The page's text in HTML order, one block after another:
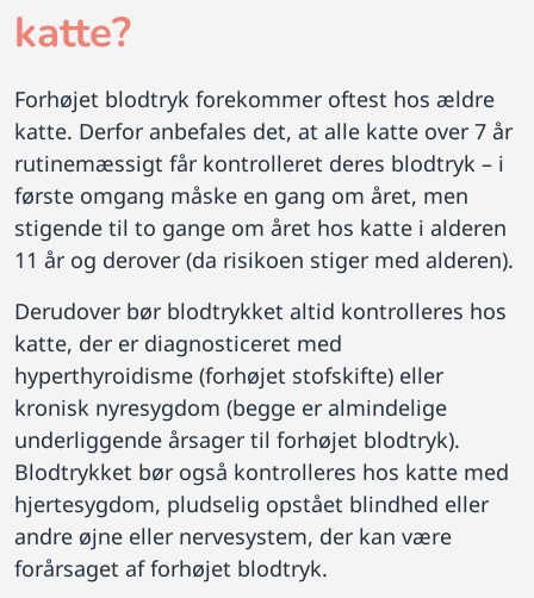
katte?
Forhøjet blodtryk forekommer oftest hos ældre
katte. Derfor anbefales det, at alle katte over 7 år
rutinemæssigt får kontrolleret deres blodtryk – i
første omgang måske en gang om året, men
stigende til to gange om året hos katte i alderen
11 år og derover (da risikoen stiger med alderen).
Derudover bør blodtrykket altid kontrolleres hos
katte, der er diagnosticeret med
hyperthyroidisme (forhøjet stofskifte) eller
kronisk nyresygdom (begge er almindelige
underliggende årsager til forhøjet blodtryk).
Blodtrykket bør også kontrolleres hos katte med
hjertesygdom, pludselig opstået blindhed eller
andre øjne eller nervesystem, der kan være
forårsaget af forhøjet blodtryk.